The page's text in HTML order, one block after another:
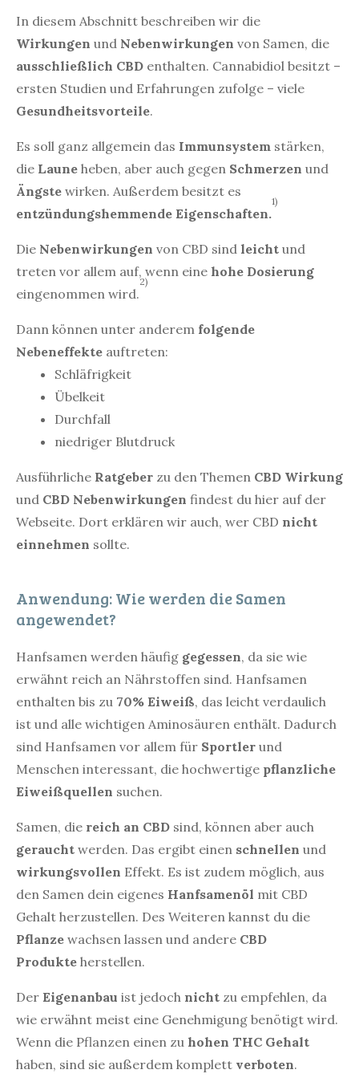
In diesem Abschnitt beschreiben wir die
Wirkungen und Nebenwirkungen von Samen, die
ausschließlich CBD enthalten. Cannabidiol besitzt –
ersten Studien und Erfahrungen zufolge – viele
Gesundheitsvorteile.
Es soll ganz allgemein das Immunsystem stärken,
die Laune heben, aber auch gegen Schmerzen und
Ängste wirken. Außerdem besitzt es
entzündungshemmende Eigenschaften.
1)
Die Nebenwirkungen von CBD sind leicht und
treten vor allem auf, wenn eine hohe Dosierung
eingenommen wird.
2)
Dann können unter anderem folgende
Nebeneffekte auftreten:
Schläfrigkeit
Übelkeit
Durchfall
niedriger Blutdruck
Ausführliche Ratgeber zu den Themen CBD Wirkung
und CBD Nebenwirkungen findest du hier auf der
Webseite. Dort erklären wir auch, wer CBD nicht
einnehmen sollte.
Anwendung: Wie werden die Samen
angewendet?
Hanfsamen werden häufig gegessen, da sie wie
erwähnt reich an Nährstoffen sind. Hanfsamen
enthalten bis zu 70% Eiweiß, das leicht verdaulich
ist und alle wichtigen Aminosäuren enthält. Dadurch
sind Hanfsamen vor allem für Sportler und
Menschen interessant, die hochwertige pflanzliche
Eiweißquellen suchen.
Samen, die reich an CBD sind, können aber auch
geraucht werden. Das ergibt einen schnellen und
wirkungsvollen Effekt. Es ist zudem möglich, aus
den Samen dein eigenes Hanfsamenöl mit CBD
Gehalt herzustellen. Des Weiteren kannst du die
Pflanze wachsen lassen und andere CBD
Produkte herstellen.
Der Eigenanbau ist jedoch nicht zu empfehlen, da
wie erwähnt meist eine Genehmigung benötigt wird.
Wenn die Pflanzen einen zu hohen THC Gehalt
haben, sind sie außerdem komplett verboten.